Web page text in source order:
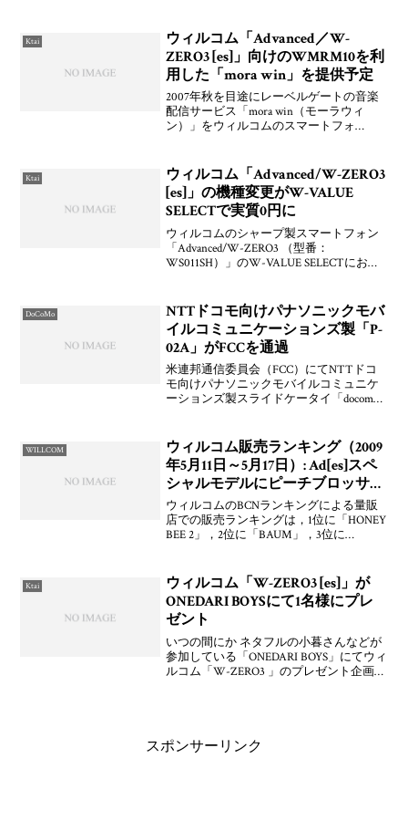
「P-08A」，au向けと見られるシャープ製
「SH
Ktai
ウィルコム「Advanced／W-
ZERO3 [es]」向けのWMRM10を利
用した「mora win」を提供予定
2007年秋を目途にレーベルゲートの音楽
配信サービス「mora win（モーラウィ
ン）」をウィルコムのスマートフォ
（DRM）である「WMRM10
Ktai
ウィルコム「Advanced/W-ZERO3
[es]」の機種変更がW-VALUE
SELECTで実質0円に
ウィルコムのシャープ製スマートフォン
「Advanced/W-ZERO3 （型番：
WS011SH）」のW-VALUE SELECTにおけ
に2130円/
DoCoMo
NTTドコモ向けパナソニックモバ
イルコミュニケーションズ製「P-
02A」がFCCを通過
米連邦通信委員会（FCC）にてNTTドコ
モ向けパナソニックモバイルコミュニケ
ーションズ製スライドケータイ「docomo
みですが，メーカ
WILLCOM
ウィルコム販売ランキング（2009
年5月11日～5月17日）: Ad[es]スペ
シャルモデルにピーチブロッサム
が登場
ウィルコムのBCNランキングによる量販
店での販売ランキングは，1位に「HONEY
BEE 2」，2位に「BAUM」，3位に
下がっています。在庫
Ktai
ウィルコム「W-ZERO3 [es]」が
ONEDARI BOYSにて1名様にプレ
ゼント
いつの間にか ネタフルの小暮さんなどが
参加している「ONEDARI BOYS」にてウィ
ルコム「W-ZERO3 」のプレゼント企画が
スポンサーリンク